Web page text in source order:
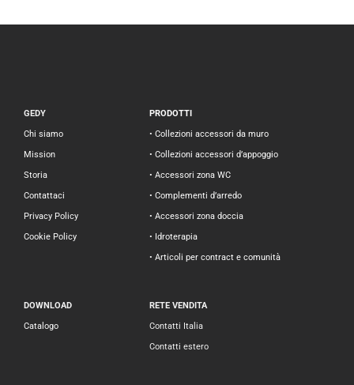
GEDY
Chi siamo
Mission
Storia
Contattaci
Privacy Policy
Cookie Policy
PRODOTTI
• Collezioni accessori da muro
• Collezioni accessori d’appoggio
• Accessori zona WC
• Complementi d’arredo
• Accessori zona doccia
• Idroterapia
• Articoli per contract e comunità
DOWNLOAD
Catalogo
RETE VENDITA
Contatti Italia
Contatti estero